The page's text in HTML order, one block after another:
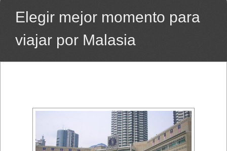
Elegir mejor momento para
viajar por Malasia